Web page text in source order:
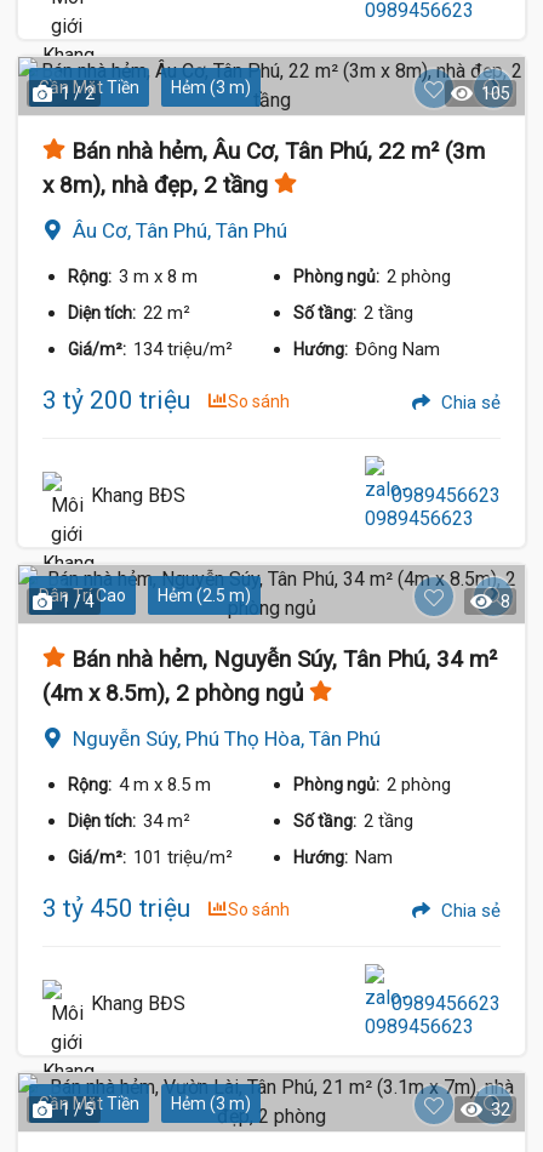
Gần Mặt Tiền Hẻm (3 m)
1 / 2 105
Bán nhà hẻm, Âu Cơ, Tân Phú, 22 m² (3m
x 8m), nhà đẹp, 2 tầng
Âu Cơ, Tân Phú, Tân Phú
Rộng: 3 m x 8 m Phòng ngủ: 2 phòng
Diện tích: 22 m² Số tầng: 2 tầng
Giá/m²: 134 triệu/m² Hướng: Đông Nam
3 tỷ 200 triệu So sánh Chia sẻ
Khang BĐS 0989456623
Dân Trí Cao Hẻm (2.5 m)
1 / 4 8
Bán nhà hẻm, Nguyễn Súy, Tân Phú, 34 m²
(4m x 8.5m), 2 phòng ngủ
Nguyễn Súy, Phú Thọ Hòa, Tân Phú
Rộng: 4 m x 8.5 m Phòng ngủ: 2 phòng
Diện tích: 34 m² Số tầng: 2 tầng
Giá/m²: 101 triệu/m² Hướng: Nam
3 tỷ 450 triệu So sánh Chia sẻ
Khang BĐS 0989456623
Gần Mặt Tiền Hẻm (3 m)
1 / 5 32